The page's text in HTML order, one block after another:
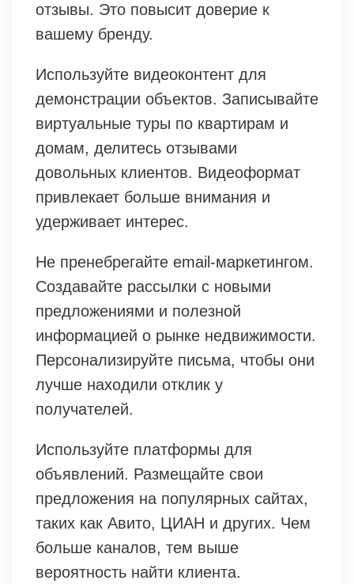
отзывы. Это повысит доверие к
вашему бренду.
Используйте видеоконтент для
демонстрации объектов. Записывайте
виртуальные туры по квартирам и
домам, делитесь отзывами
довольных клиентов. Видеоформат
привлекает больше внимания и
удерживает интерес.
Не пренебрегайте email-маркетингом.
Создавайте рассылки с новыми
предложениями и полезной
информацией о рынке недвижимости.
Персонализируйте письма, чтобы они
лучше находили отклик у
получателей.
Используйте платформы для
объявлений. Размещайте свои
предложения на популярных сайтах,
таких как Авито, ЦИАН и других. Чем
больше каналов, тем выше
вероятность найти клиента.